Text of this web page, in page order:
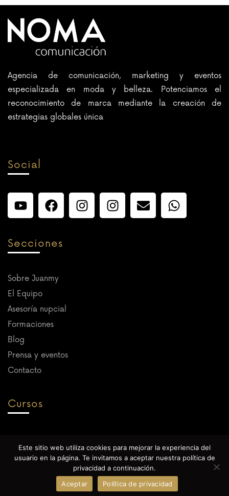
Agencia de comunicación, marketing y eventos
especializada en moda y belleza. Potenciamos el
reconocimiento de marca mediante la creación de
estrategias globales única
Social
Secciones
Sobre Juanmy
El Equipo
Asesoría nupcial
Formaciones
Blog
Prensa y eventos
Contacto
Cursos
Textos legales
Este sitio web utiliza cookies para mejorar la experiencia del
usuario en la página. Te invitamos a aceptar nuestra política de
privacidad a continuación.
Aceptar
Política de privacidad
¡Escríbenos!